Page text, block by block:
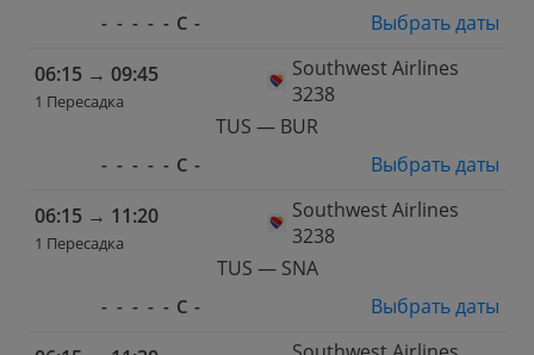
- - - - - С -
Выбрать даты
06:15 → 09:45
1 Пересадка
Southwest Airlines
3238
TUS — BUR
- - - - - С -
Выбрать даты
06:15 → 11:20
1 Пересадка
Southwest Airlines
3238
TUS — SNA
- - - - - С -
Выбрать даты